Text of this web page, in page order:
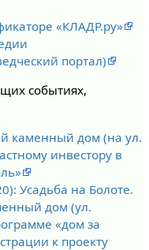
«КЛАДР.ру»
портал)
событиях,
каменный дом (на ул.
инвестору в
Усадьба на Болоте.
дом (ул.
«дом за
к проекту